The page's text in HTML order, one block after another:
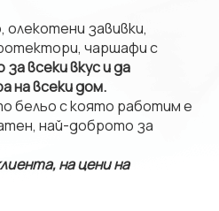
олекотени завивки,
чаршафи с
всеки вкус и да
на всеки дом.
бельо с която работим е
най-доброто за
на цени на